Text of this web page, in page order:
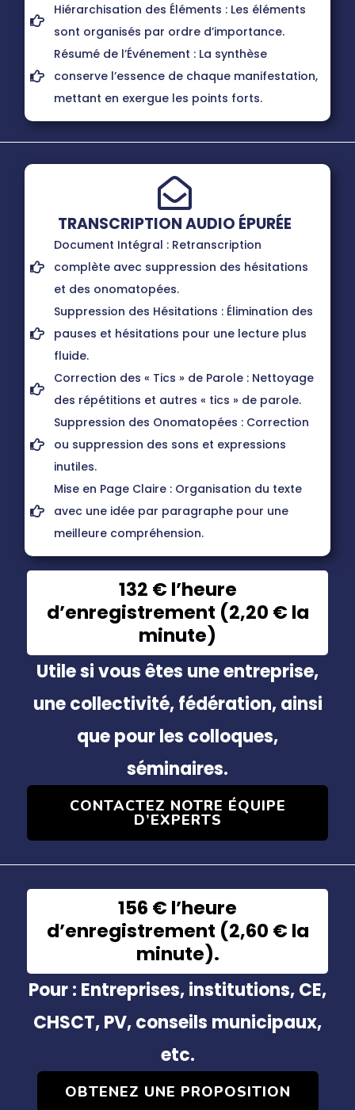
Hiérarchisation des Éléments : Les éléments
sont organisés par ordre d’importance.
Résumé de l’Événement : La synthèse
conserve l’essence de chaque manifestation,
mettant en exergue les points forts.
TRANSCRIPTION AUDIO ÉPURÉE
Document Intégral : Retranscription
complète avec suppression des hésitations
et des onomatopées.
Suppression des Hésitations : Élimination des
pauses et hésitations pour une lecture plus
fluide.
Correction des « Tics » de Parole : Nettoyage
des répétitions et autres « tics » de parole.
Suppression des Onomatopées : Correction
ou suppression des sons et expressions
inutiles.
Mise en Page Claire : Organisation du texte
avec une idée par paragraphe pour une
meilleure compréhension.
132 € l’heure
d’enregistrement (2,20 € la
minute)
Utile si vous êtes une entreprise,
une collectivité, fédération, ainsi
que pour les colloques,
séminaires.
CONTACTEZ NOTRE ÉQUIPE
D’EXPERTS
156 € l’heure
d’enregistrement (2,60 € la
minute).
Pour : Entreprises, institutions, CE,
CHSCT, PV, conseils municipaux,
etc.
OBTENEZ UNE PROPOSITION